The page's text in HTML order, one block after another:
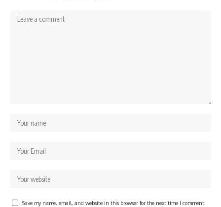
Save my name, email, and website in this browser for the next time I comment.